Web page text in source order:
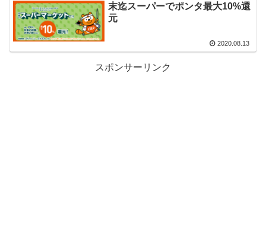
末迄スーパーでポンタ最大10%還
元
2020.08.13
スポンサーリンク